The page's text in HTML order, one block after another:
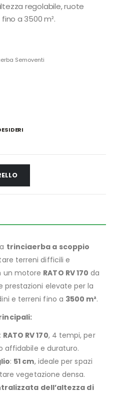
regolabile, ruote
a 3500 m².
Semoventi
trinciaerba a scoppio
terreni difficili e
un motore RATO RV 170 da
prestazioni elevate per la
e terreni fino a 3500 m².
: RATO RV 170, 4 tempi, per
affidabile e duraturo.
: 51 cm, ideale per spazi
vegetazione densa.
dell’altezza di